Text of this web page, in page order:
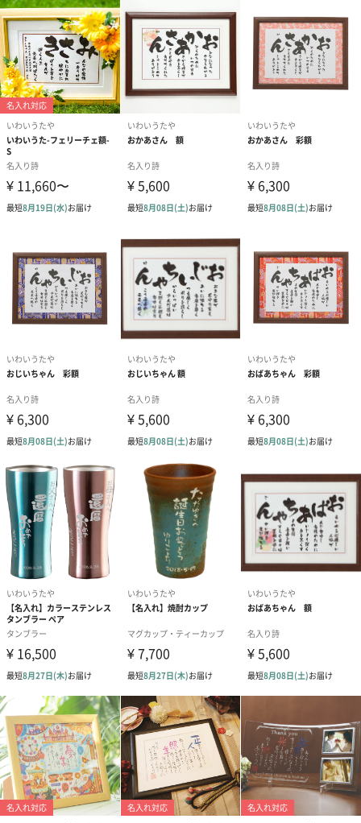
ぴったりです。
形にも残る母の日のプレゼントとともに伝えてみてはいかがです
か？
商品詳細情報
サイズ
額の大きさは約28センチ×37センチで、